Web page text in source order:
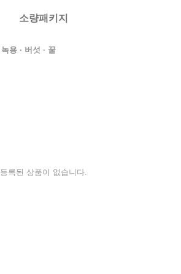
소량패키지
녹용 · 버섯 · 꿀
등록된 상품이 없습니다.